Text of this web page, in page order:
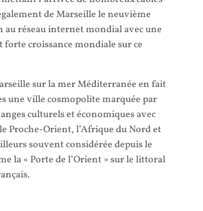
de Marseille le neuvième
au réseau internet mondial avec une
croissance mondiale sur ce
sur la mer Méditerranée en fait
une ville cosmopolite marquée par
culturels et économiques avec
Proche-Orient, l’Afrique du Nord et
souvent considérée depuis le
la « Porte de l’Orient »sur le littoral